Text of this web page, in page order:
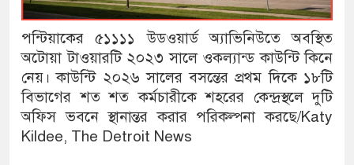
পন্টিয়াকের ৫১১১১ উডওয়ার্ড অ্যাভিনিউতে অবস্থিত
অটোয়া টাওয়ারটি ২০২৩ সালে ওকল্যান্ড কাউন্টি কিনে
নেয়। কাউন্টি ২০২৬ সালের বসন্তের প্রথম দিকে ১৮টি
বিভাগের শত শত কর্মচারীকে শহরের কেন্দ্রস্থলে দুটি
অফিস ভবনে স্থানান্তর করার পরিকল্পনা করছে/Katy
Kildee, The Detroit News